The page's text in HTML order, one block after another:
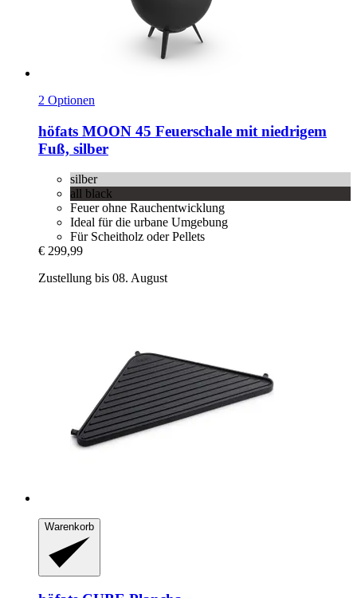
2 Optionen
höfats MOON 45 Feuerschale mit niedrigem
Fuß, silber
silber
all black
Feuer ohne Rauchentwicklung
Ideal für die urbane Umgebung
Für Scheitholz oder Pellets
€ 299,99
Zustellung bis 08. August
Warenkorb